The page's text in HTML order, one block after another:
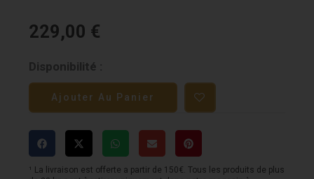
229,00 €
Disponibilité :
quantité
de
Torpedo
TWO
NOTES
-
Ajouter Au Panier
¹ La livraison est offerte a partir de 150€. Tous les produits de plus